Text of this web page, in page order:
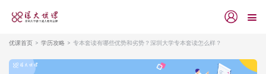
优课首页 学历攻略 专本套读有哪些优势和劣势？深圳大学专本套读怎么样？